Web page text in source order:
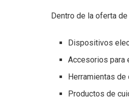
Dentro de la oferta
Dispositivos
Accesorios para
Herramientas
Productos de